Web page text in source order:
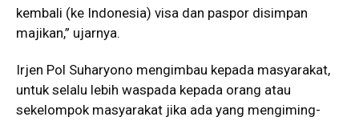
kembali (ke Indonesia) visa dan paspor disimpan
majikan,” ujarnya.
Irjen Pol Suharyono mengimbau kepada masyarakat,
untuk selalu lebih waspada kepada orang atau
sekelompok masyarakat jika ada yang mengiming-